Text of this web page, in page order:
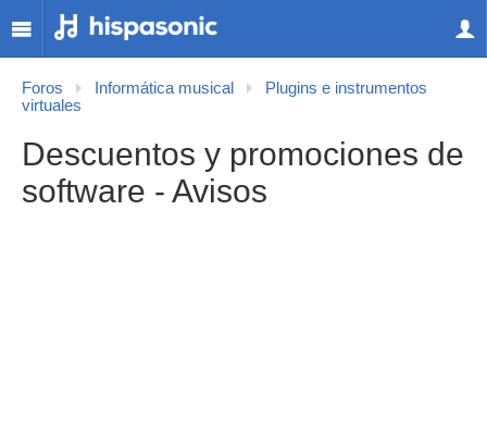
Foros Informática musical
Plugins e instrumentos
virtuales
Descuentos y promociones de
software - Avisos